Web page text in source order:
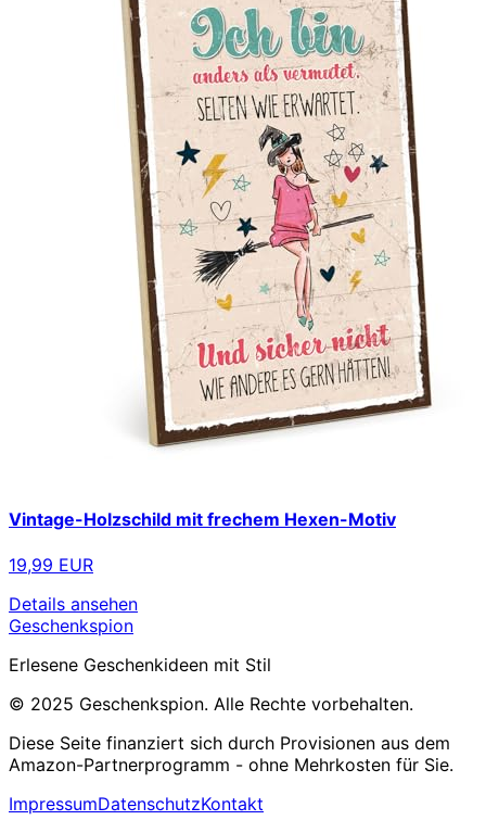
Vintage-Holzschild mit frechem Hexen-Motiv
19,99 EUR
Details ansehen
Geschenkspion
Erlesene Geschenkideen mit Stil
© 2025 Geschenkspion. Alle Rechte vorbehalten.
Diese Seite finanziert sich durch Provisionen aus dem
Amazon-Partnerprogramm - ohne Mehrkosten für Sie.
ImpressumDatenschutzKontakt